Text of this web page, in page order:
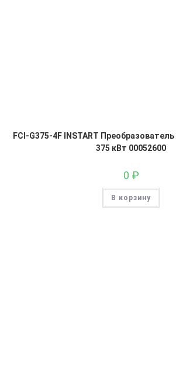
FCI-G375-4F INSTART
375 кВт 00052600
0 ₽
В корзину